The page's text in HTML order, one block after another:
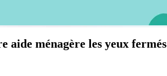
aide ménagère les yeux fermés